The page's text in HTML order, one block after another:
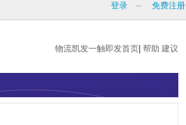
登录 -- 免费注册
物流凯发一触即发首页 帮助 建议